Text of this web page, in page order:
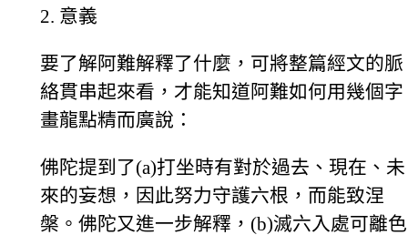
2. 意義
要了解阿難解釋了什麼，可將整篇經文的脈
絡貫串起來看，才能知道阿難如何用幾個字
畫龍點精而廣說：
佛陀提到了(a)打坐時有對於過去、現在、未
來的妄想，因此努力守護六根，而能致涅
槃。佛陀又進一步解釋，(b)滅六入處可離色